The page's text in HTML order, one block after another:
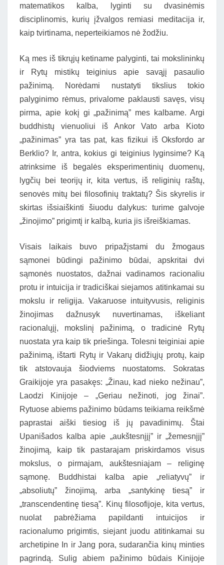
matematikos kalba, lyginti su dvasinėmis
disciplinomis, kurių įžvalgos remiasi meditacija ir,
kaip tvirtinama, neperteikiamos nė žodžiu.
Ką mes iš tikrųjų ketiname palyginti, tai mokslininkų
ir Rytų mistikų teiginius apie savąjį pasaulio
pažinimą. Norėdami nustatyti tikslius tokio
palyginimo rėmus, privalome paklausti savęs, visų
pirma, apie kokį gi „pažinimą” mes kalbame. Argi
buddhistų vienuoliui iš Ankor Vato arba Kioto
„pažinimas” yra tas pat, kas fizikui iš Oksfordo ar
Berklio? Ir, antra, kokius gi teiginius lyginsime? Ką
atrinksime iš begalės eksperimentinių duomenų,
lygčių bei teorijų ir, kita vertus, iš religinių raštų,
senovės mitų bei filosofinių traktatų? Šis skyrelis ir
skirtas išsiaiškinti šiuodu dalykus: turime galvoje
„žinojimo” prigimtį ir kalbą, kuria jis išreiškiamas.
Visais laikais buvo pripažįstami du žmogaus
sąmonei būdingi pažinimo būdai, apskritai dvi
sąmonės nuostatos, dažnai vadinamos racionaliu
protu ir intuicija ir tradiciškai siejamos atitinkamai su
mokslu ir religija. Vakaruose intuityvusis, religinis
žinojimas dažnusyk nuvertinamas, iškeliant
racionalųjį, mokslinį pažinimą, o tradicinė Rytų
nuostata yra kaip tik priešinga. Tolesni teiginiai apie
pažinimą, ištarti Rytų ir Vakarų didžiųjų protų, kaip
tik atstovauja šiodviems nuostatoms. Sokratas
Graikijoje yra pasakęs: „Žinau, kad nieko nežinau”,
Laodzi Kinijoje – „Geriau nežinoti, jog žinai”.
Rytuose abiems pažinimo būdams teikiama reikšmė
paprastai aiški tiesiog iš jų pavadinimų. Štai
Upanišados kalba apie „aukštesnįjį” ir „žemesnįjį”
žinojimą, kaip tik pastarajam priskirdamos visus
mokslus, o pirmajam, aukštesniajam – religinę
sąmonę. Buddhistai kalba apie „reliatyvų” ir
„absoliutų” žinojimą, arba „santykinę tiesą” ir
„transcendentinę tiesą”. Kinų filosofijoje, kita vertus,
nuolat pabrėžiama papildanti intuicijos ir
racionalumo prigimtis, siejant juodu atitinkamai su
archetipine In ir Jang pora, sudarančia kinų minties
pagrindą. Sulig abiem pažinimo būdais Kinijoje